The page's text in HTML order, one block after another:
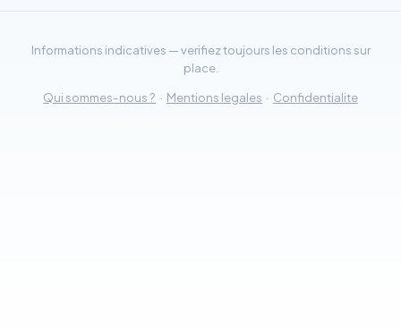
Informations indicatives — verifiez toujours les conditions sur
place.
Qui sommes-nous ? · Mentions legales · Confidentialite